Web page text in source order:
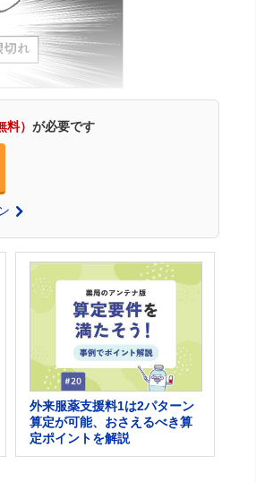
） が必要です
外来服薬支援料1は2パターン
算定が可能、おさえるべき算
定ポイントを解説